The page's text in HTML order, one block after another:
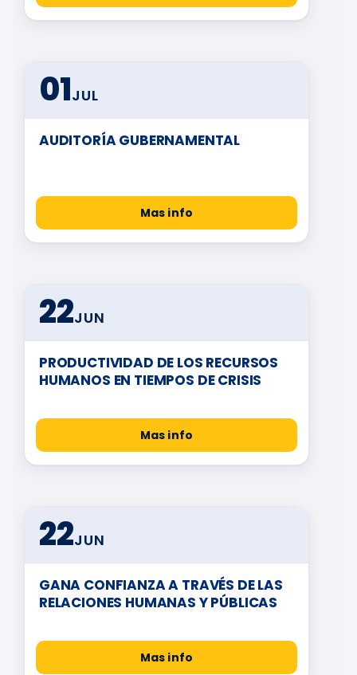
01JUL
AUDITORÍA GUBERNAMENTAL
Mas info
22JUN
PRODUCTIVIDAD DE LOS RECURSOS
HUMANOS EN TIEMPOS DE CRISIS
Mas info
22JUN
GANA CONFIANZA A TRAVÉS DE LAS
RELACIONES HUMANAS Y PÚBLICAS
Mas info